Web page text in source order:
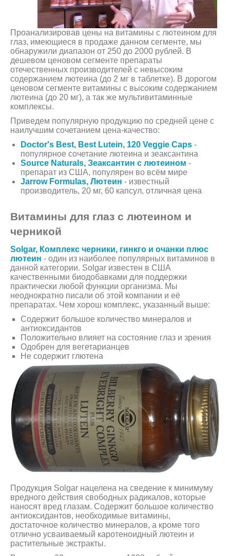
Проанализировав цены на витамины с лютеином для
глаз, имеющиеся в продаже данном сегменте, мы
обнаружили диапазон от 250 до 2000 рублей. В
дешевом ценовом сегменте препараты
отечественных производителей с невысоким
содержанием лютеина (до 2 мг в таблетке). В дорогом
ценовом сегменте витамины с высоким содержанием
лютеина (до 20 мг), а так же мультивитаминные
комплексы.
Приведем популярную продукцию по средней цене с
наилучшим сочетанием цена-качество:
Doctor's Best, Best Lutein, 120 Veggie Caps -
популярное сочетание лютеина и зеаксантина
Source Naturals, Зеаксантин с лютеином -
препарат из США, популярен во всём мире
Jarrow Formulas, Лютеин - известный
производитель, 20 мг, 60 капсул, отличная цена
Витамины для глаз с лютеином и
черникой
Solgar, Комплекс черники, гинкго и очанки плюс
лютеин - один из наиболее популярных витаминов в
данной категории. Solgar известен в США
качественными биодобавками для поддержки
практически любой функции организма. Мы
неоднократно писали об этой компании и её
препаратах. Чем хорош комплекс, указанный выше:
Содержит большое количество минералов и
антиоксидантов
Положительно влияет на состояние глаз и зрения
Одобрен для вегетарианцев
Не содержит глютена
Продукция Solgar нацелена на сведение к минимуму
вредного действия свободных радикалов, которые
наносят вред глазам. Содержит большое количество
антиоксидантов, необходимые витамины,
достаточное количество минералов, а кроме того
отлично усваиваемый каротеноидный лютеин и
растительные экстракты.